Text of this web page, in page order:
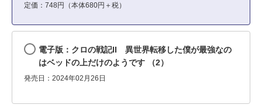
定価：748円（本体680円＋税）
電子版：クロの戦記II 異世界転移した僕が最強なの
はベッドの上だけのようです （2）
発売日：2024年02月26日